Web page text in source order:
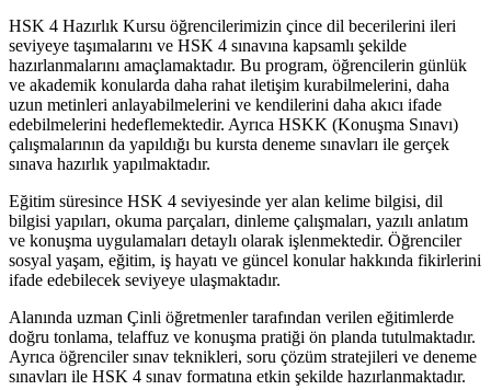
HSK 4 Hazırlık Kursu öğrencilerimizin çince dil becerilerini ileri
seviyeye taşımalarını ve HSK 4 sınavına kapsamlı şekilde
hazırlanmalarını amaçlamaktadır. Bu program, öğrencilerin günlük
ve akademik konularda daha rahat iletişim kurabilmelerini, daha
uzun metinleri anlayabilmelerini ve kendilerini daha akıcı ifade
edebilmelerini hedeflemektedir. Ayrıca HSKK (Konuşma Sınavı)
çalışmalarının da yapıldığı bu kursta deneme sınavları ile gerçek
sınava hazırlık yapılmaktadır.
Eğitim süresince HSK 4 seviyesinde yer alan kelime bilgisi, dil
bilgisi yapıları, okuma parçaları, dinleme çalışmaları, yazılı anlatım
ve konuşma uygulamaları detaylı olarak işlenmektedir. Öğrenciler
sosyal yaşam, eğitim, iş hayatı ve güncel konular hakkında fikirlerini
ifade edebilecek seviyeye ulaşmaktadır.
Alanında uzman Çinli öğretmenler tarafından verilen eğitimlerde
doğru tonlama, telaffuz ve konuşma pratiği ön planda tutulmaktadır.
Ayrıca öğrenciler sınav teknikleri, soru çözüm stratejileri ve deneme
sınavları ile HSK 4 sınav formatına etkin şekilde hazırlanmaktadır.